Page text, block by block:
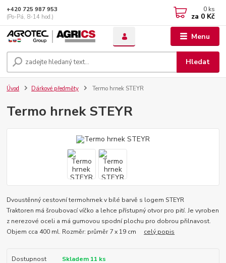
Menu
Hledat
+420 725 987 953
(Po-Pá, 8-14 hod.)
0 ks
za 0 Kč
Úvod Dárkové předměty Termo hrnek STEYR
Termo hrnek STEYR
Dvoustěnný cestovní termohrnek v bílé barvě s logem STEYR
Traktoren má šroubovací víčko a lehce přístupný otvor pro pití. Je vyroben
z nerezové oceli a má gumovou spodní plochu pro dobrou přilnavost.
Objem cca 400 ml. Rozměr: průměr 7 x 19 cm celý popis
Dostupnost Skladem 11 ks